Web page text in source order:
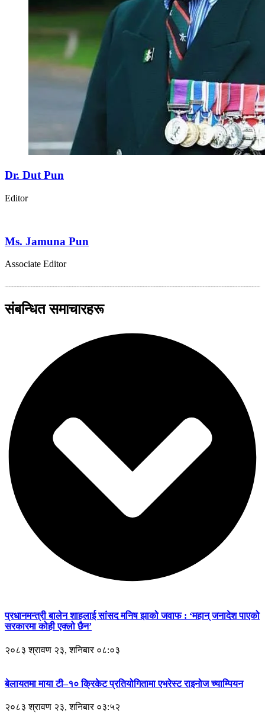
Dr. Dut Pun
Editor
Ms. Jamuna Pun
Associate Editor
संबन्धित समाचारहरू
प्रधानमन्त्री बालेन शाहलाई सांसद मनिष झाको जवाफ : ‘महान् जनादेश पाएको
सरकारमा कोही एक्लो छैन’
२०८३ श्रावण २३, शनिबार ०८:०३
बेलायतमा माया टी–१० क्रिकेट प्रतियोगितामा एभरेस्ट राइनोज च्याम्पियन
२०८३ श्रावण २३, शनिबार ०३:५२